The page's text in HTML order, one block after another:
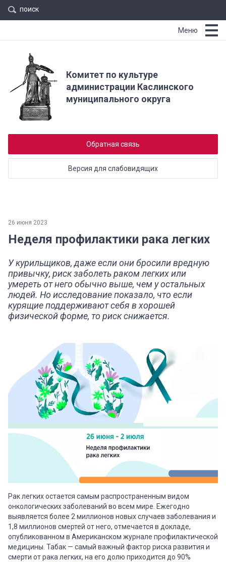
поиск
Меню
Комитет по культуре
администрации Каслинского
муниципального округа
Обратная связь
Версия для слабовидящих
26 июня 2023
Неделя профилактики рака легких
У курильщиков, даже если они бросили вредную
привычку, риск заболеть раком легких или
умереть от него обычно выше, чем у остальных
людей. Но исследование показало, что если
курящие поддерживают себя в хорошей
физической форме, то риск снижается.
Рак легких остается самым распространенным видом
онкологических заболеваний во всем мире. Ежегодно
выявляется более 2 миллионов новых случаев заболевания и
1,8 миллионов смертей от него, отмечается в докладе,
опубликованном в Американском журнале профилактической
медицины. Табак — самый важный фактор риска развития и
смерти от рака легких, на его долю приходится до 90%